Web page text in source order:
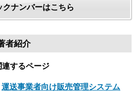
クナンバーはこちら
者紹介
するページ
運送事業者向け販売管理システム